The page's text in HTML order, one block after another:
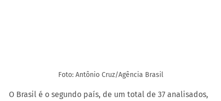
Foto: Antônio Cruz/Agência Brasil
O Brasil é o segundo país, de um total de 37 analisados,